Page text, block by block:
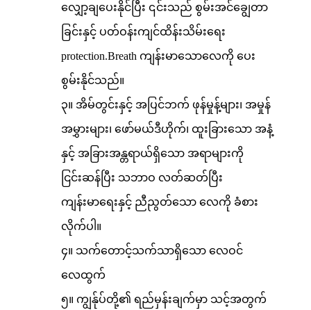
လျှော့ချပေးနိုင်ပြီး ၎င်းသည် စွမ်းအင်ချွေတာ
ခြင်းနှင့် ပတ်ဝန်းကျင်ထိန်းသိမ်းရေး
protection.Breath ကျန်းမာသောလေကို ပေး
စွမ်းနိုင်သည်။
၃။ အိမ်တွင်းနှင့် အပြင်ဘက် ဖုန်မှုန့်များ၊ အမှုန်
အမွှားများ၊ ဖော်မယ်ဒီဟိုက်၊ ထူးခြားသော အနံ့
နှင့် အခြားအန္တရာယ်ရှိသော အရာများကို
ငြင်းဆန်ပြီး သဘာဝ လတ်ဆတ်ပြီး
ကျန်းမာရေးနှင့် ညီညွတ်သော လေကို ခံစား
လိုက်ပါ။
၄။ သက်တောင့်သက်သာရှိသော လေဝင်
လေထွက်
၅။ ကျွန်ုပ်တို့၏ ရည်မှန်းချက်မှာ သင့်အတွက်